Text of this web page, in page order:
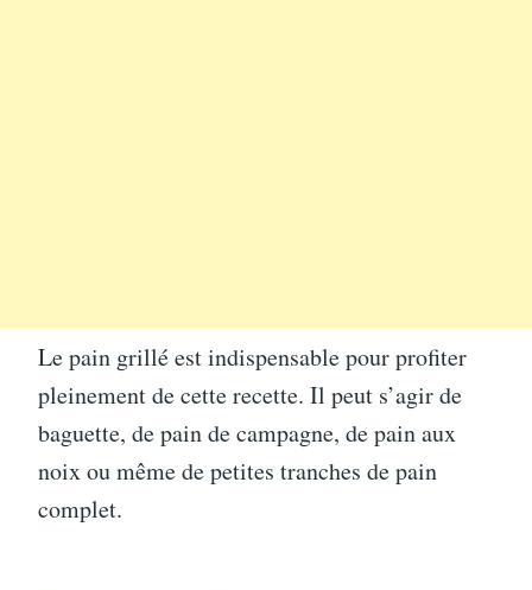
Le pain grillé est indispensable pour profiter
pleinement de cette recette. Il peut s’agir de
baguette, de pain de campagne, de pain aux
noix ou même de petites tranches de pain
complet.